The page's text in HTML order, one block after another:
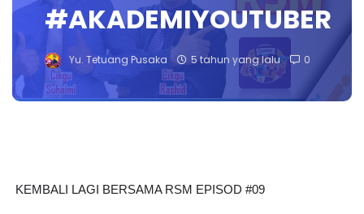
#AKADEMIYOUTUBER
Yu. Tetuang Pusaka 5 tahun yang lalu 0
KEMBALI LAGI BERSAMA RSM EPISOD #09